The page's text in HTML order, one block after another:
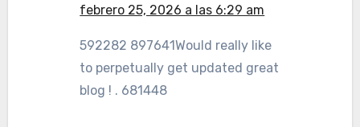
febrero 25, 2026 a las 6:29 am
592282 897641Would really like
to perpetually get updated great
blog ! . 681448